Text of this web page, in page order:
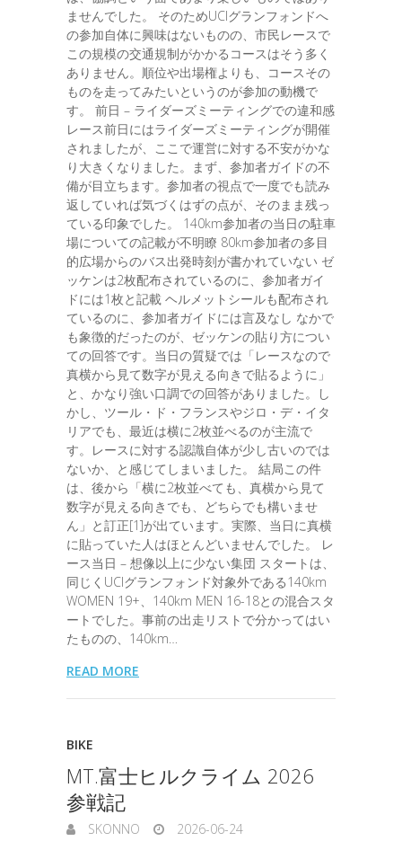
ませんでした。 そのためUCIグランフォンドへ
の参加自体に興味はないものの、市民レースで
この規模の交通規制がかかるコースはそう多く
ありません。順位や出場権よりも、コースその
ものを走ってみたいというのが参加の動機で
す。 前日 – ライダーズミーティングでの違和感
レース前日にはライダーズミーティングが開催
されましたが、ここで運営に対する不安がかな
り大きくなりました。まず、参加者ガイドの不
備が目立ちます。参加者の視点で一度でも読み
返していれば気づくはずの点が、そのまま残っ
ている印象でした。 140km参加者の当日の駐車
場についての記載が不明瞭 80km参加者の多目
的広場からのバス出発時刻が書かれていない ゼ
ッケンは2枚配布されているのに、参加者ガイ
ドには1枚と記載 ヘルメットシールも配布され
ているのに、参加者ガイドには言及なし なかで
も象徴的だったのが、ゼッケンの貼り方につい
ての回答です。当日の質疑では「レースなので
真横から見て数字が見える向きで貼るように」
と、かなり強い口調での回答がありました。し
かし、ツール・ド・フランスやジロ・デ・イタ
リアでも、最近は横に2枚並べるのが主流で
す。レースに対する認識自体が少し古いのでは
ないか、と感じてしまいました。 結局この件
は、後から「横に2枚並べても、真横から見て
数字が見える向きでも、どちらでも構いませ
ん」と訂正[1]が出ています。実際、当日に真横
に貼っていた人はほとんどいませんでした。 レ
ース当日 – 想像以上に少ない集団 スタートは、
同じくUCIグランフォンド対象外である140km
WOMEN 19+、140km MEN 16-18との混合スタ
ートでした。事前の出走リストで分かってはい
たものの、140km…
READ MORE
BIKE
MT.富士ヒルクライム 2026
参戦記
SKONNO 2026-06-24